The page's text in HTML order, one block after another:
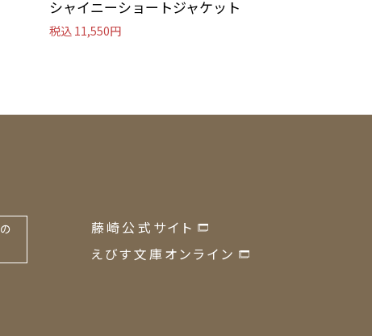
シャイニーショートジャケット
税込 11,550円
藤崎公式サイト
えびす文庫オンライン